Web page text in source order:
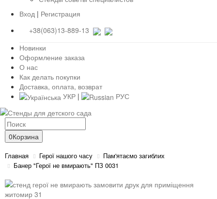
Вход | Регистрация
+38(063)13-889-13
Новинки
Оформление заказа
О нас
Как делать покупки
Доставка, оплата, возврат
УКР | РУС
0Корзина
Главная Герої нашого часу
Пам'ятаємо загиблих
Банер "Герої не вмирають" ПЗ 0031